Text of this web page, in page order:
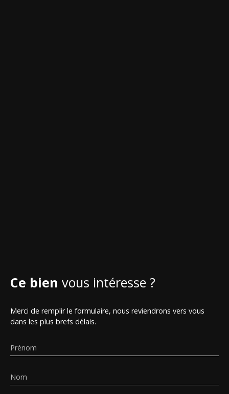
Ce bien vous intéresse ?
Merci de remplir le formulaire, nous reviendrons vers vous
dans les plus brefs délais.
Prénom
Nom